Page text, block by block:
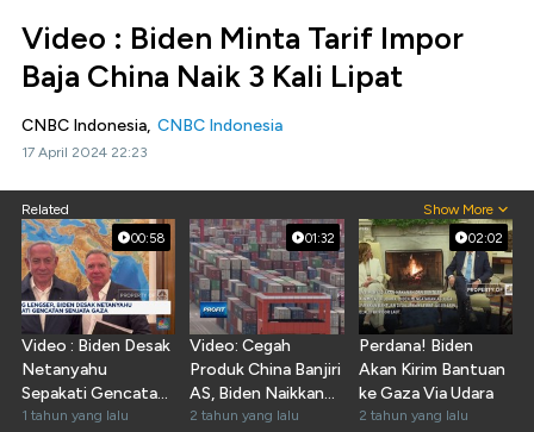
Video : Biden Minta Tarif Impor
Baja China Naik 3 Kali Lipat
CNBC Indonesia, CNBC Indonesia
17 April 2024 22:23
Related Show More
00:58
Video : Biden Desak
Netanyahu
Sepakati Gencatan
Senjata Gaza
1 tahun yang lalu
01:32
Video: Cegah
Produk China Banjiri
AS, Biden Naikkan
Tarif 3 Kali Lipat
2 tahun yang lalu
02:02
Perdana! Biden
Akan Kirim Bantuan
ke Gaza Via Udara
2 tahun yang lalu